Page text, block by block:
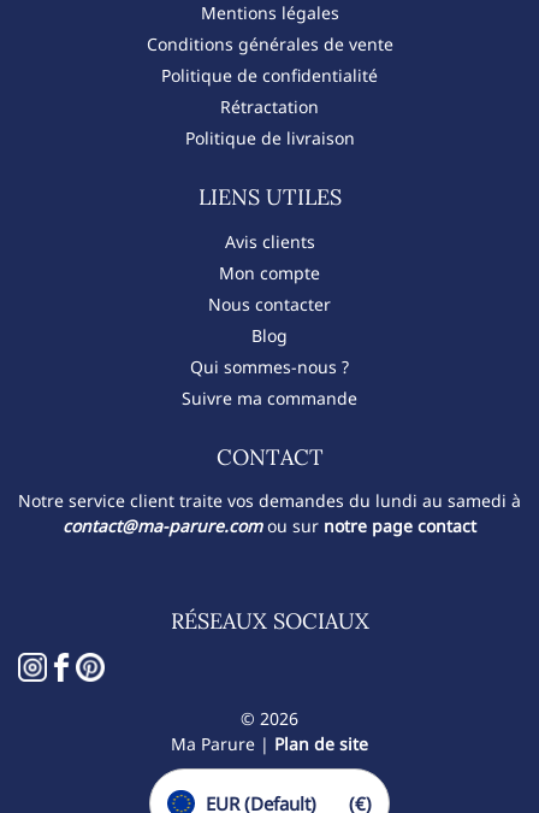
Mentions légales
Conditions générales de vente
Politique de confidentialité
Rétractation
Politique de livraison
LIENS UTILES
Avis clients
Mon compte
Nous contacter
Blog
Qui sommes-nous ?
Suivre ma commande
CONTACT​
Notre service client traite vos demandes du lundi au samedi à
contact@ma-parure.comou sur notre page contact
RÉSEAUX SOCIAUX
© 2026
Ma Parure | Plan de site
(€)
EUR (Default)